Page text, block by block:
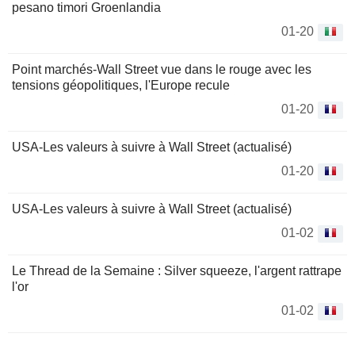
pesano timori Groenlandia
01-20
Point marchés-Wall Street vue dans le rouge avec les
tensions géopolitiques, l'Europe recule
01-20
USA-Les valeurs à suivre à Wall Street (actualisé)
01-20
USA-Les valeurs à suivre à Wall Street (actualisé)
01-02
Le Thread de la Semaine : Silver squeeze, l'argent rattrape
l'or
01-02